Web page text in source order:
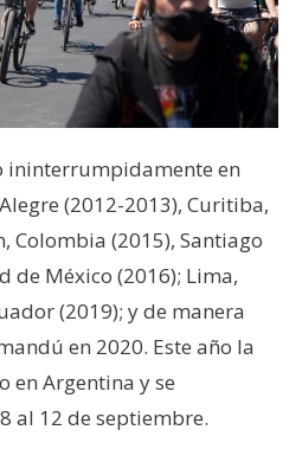
ininterrumpidamente en
(2012-2013), Curitiba,
Colombia (2015), Santiago
de México (2016); Lima,
(2019); y de manera
en 2020. Este año la
en Argentina y se
al 12 de septiembre.